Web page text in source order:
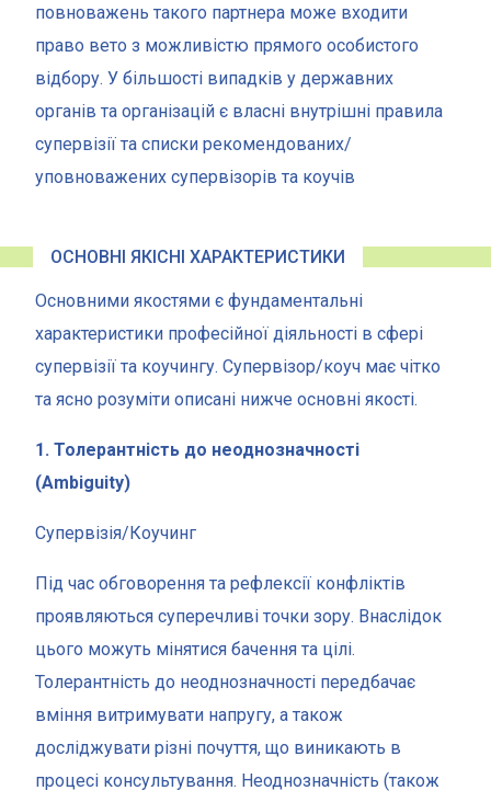
повноважень такого партнера може входити
право вето з можливістю прямого особистого
відбору. У більшості випадків у державних
органів та організацій є власні внутрішні правила
супервізії та списки рекомендованих/
уповноважених супервізорів та коучів
ОСНОВНІ ЯКІСНІ ХАРАКТЕРИСТИКИ
Основними якостями є фундаментальні
характеристики професійної діяльності в сфері
супервізії та коучингу. Супервізор/коуч має чітко
та ясно розуміти описані нижче основні якості.
1. Толерантність до неоднозначності
(Ambiguity)
Супервізія/Коучинг
Під час обговорення та рефлексії конфліктів
проявляються суперечливі точки зору. Внаслідок
цього можуть мінятися бачення та цілі.
Толерантність до неоднозначності передбачає
вміння витримувати напругу, а також
досліджувати різні почуття, що виникають в
процесі консультування. Неоднозначність (також